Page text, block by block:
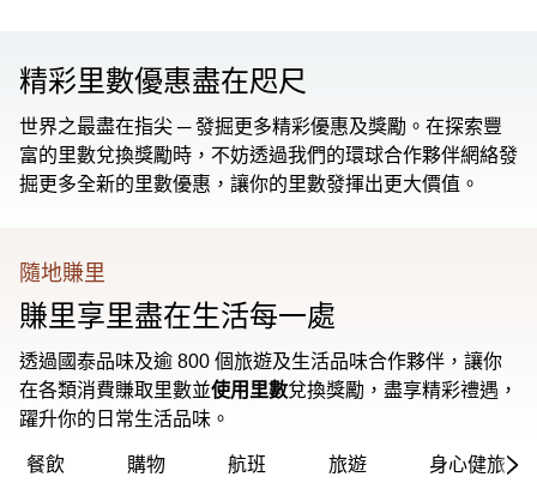
精彩里數優惠盡在咫尺
世界之最盡在指尖 ─ 發掘更多精彩優惠及獎勵。在探索豐
富的里數兌換獎勵時，不妨透過我們的環球合作夥伴網絡發
掘更多全新的里數優惠，讓你的里數發揮出更大價值。
隨地賺里
賺里享里盡在生活每一處
透過國泰品味及逾 800 個旅遊及生活品味合作夥伴，讓你
在各類消費賺取里數並使用里數兌換獎勵，盡享精彩禮遇，
躍升你的日常生活品味。
餐飲 購物 航班 旅遊 身心健旅